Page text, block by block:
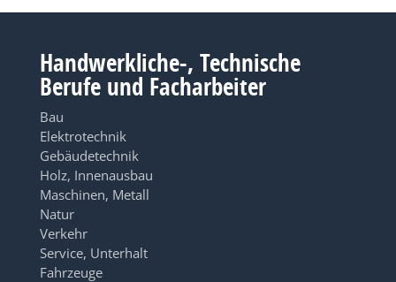
Handwerkliche-, Technische
Berufe und Facharbeiter
Bau
Elektrotechnik
Gebäudetechnik
Holz, Innenausbau
Maschinen, Metall
Natur
Verkehr
Service, Unterhalt
Fahrzeuge